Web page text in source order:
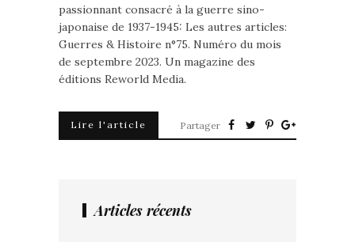
passionnant consacré à la guerre sino-
japonaise de 1937-1945: Les autres articles:
Guerres & Histoire n°75. Numéro du mois
de septembre 2023. Un magazine des
éditions Reworld Media.
Lire l'article Partager
Articles récents